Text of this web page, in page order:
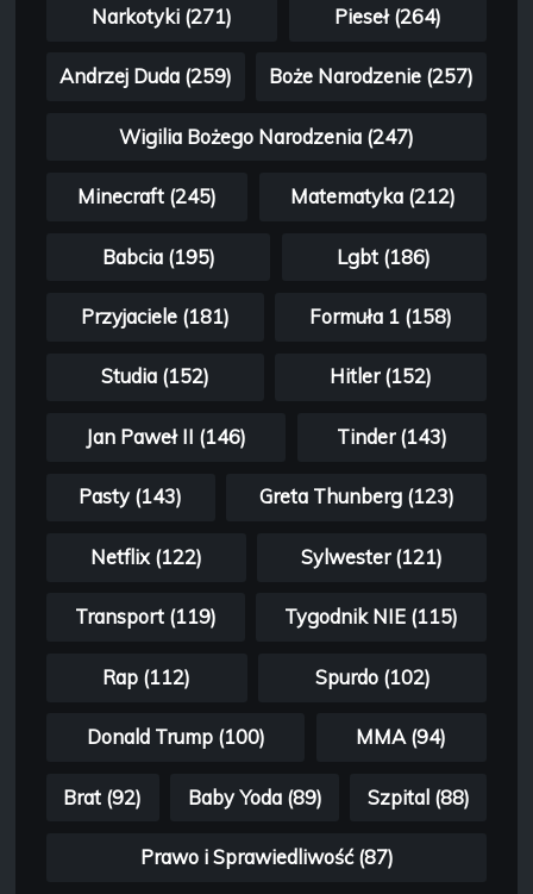
Narkotyki (271) Pieseł (264)
Andrzej Duda (259) Boże Narodzenie (257)
Wigilia Bożego Narodzenia (247)
Minecraft (245) Matematyka (212)
Babcia (195) Lgbt (186)
Przyjaciele (181) Formuła 1 (158)
Studia (152) Hitler (152)
Jan Paweł II (146) Tinder (143)
Pasty (143) Greta Thunberg (123)
Netflix (122) Sylwester (121)
Transport (119) Tygodnik NIE (115)
Rap (112) Spurdo (102)
Donald Trump (100) MMA (94)
Brat (92) Baby Yoda (89) Szpital (88)
Prawo i Sprawiedliwość (87)